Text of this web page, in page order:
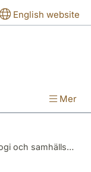
English website
Mer